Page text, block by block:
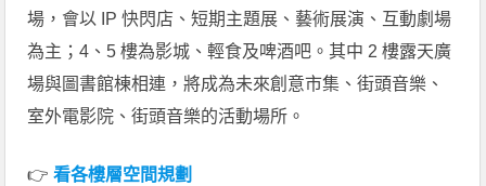
場，會以 IP 快閃店、短期主題展、藝術展演、互動劇場
為主；4、5 樓為影城、輕食及啤酒吧。其中 2 樓露天廣
場與圖書館棟相連，將成為未來創意市集、街頭音樂、
室外電影院、街頭音樂的活動場所。
👉看各樓層空間規劃